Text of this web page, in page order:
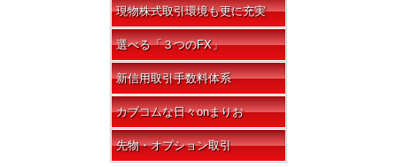
現物株式取引環境も更に充実
選べる「３つのFX」
新信用取引手数料体系
カブコムな日々onまりお
先物・オプション取引